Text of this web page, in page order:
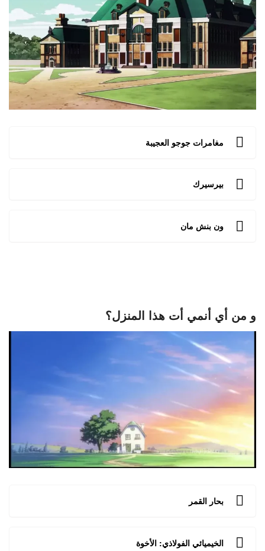
مغامرات جوجو العجيبة
بيرسيرك
ون بنش مان
و من أي أنمي أت هذا المنزل؟
بحار القمر
الخيميائي الفولاذي: الأخوة